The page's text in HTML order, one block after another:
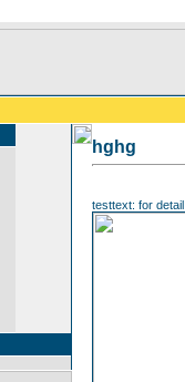
hghg
testtext: for detail